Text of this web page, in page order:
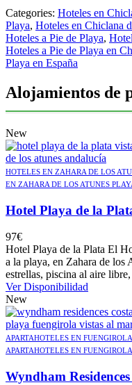
Categories: Hoteles en
Playa, Hoteles en Chiclana
Hoteles a Pie de Playa,
Hoteles a Pie de Playa en
Playa en España
Alojamientos de
New
HOTELES EN ZAHARA DE LOS
EN ZAHARA DE LOS ATUNES
Hotel Playa de la
97€
Hotel Playa de la Plata El
a la playa, en Zahara de los
estrellas, piscina al aire
Ver Disponibilidad
New
APARTAHOTELES EN
APARTAHOTELES EN
Wyndham